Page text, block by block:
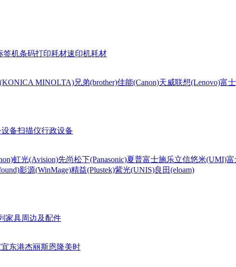
签机条码打印耗材速印机耗材
MINOLTA)兄弟(brother)佳能(Canon)天威联想(Lenovo)富
备扫描仪行政设备
虹光(Avision)先尚松下(Panasonic)夏普富士施乐立信悠米(UMI)富
影源(WinMage)精益(Plustek)紫光(UNIS)良田(eloam)
家具周边及配件
东港杰丽斯恩隆美时